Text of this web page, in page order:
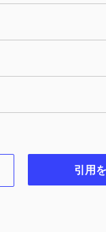
引用